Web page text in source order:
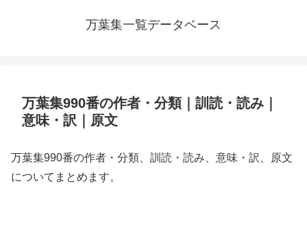
万葉集一覧データベース
万葉集990番の作者・分類｜訓読・読み｜
意味・訳｜原文
万葉集990番の作者・分類、訓読・読み、意味・訳、原文
についてまとめます。